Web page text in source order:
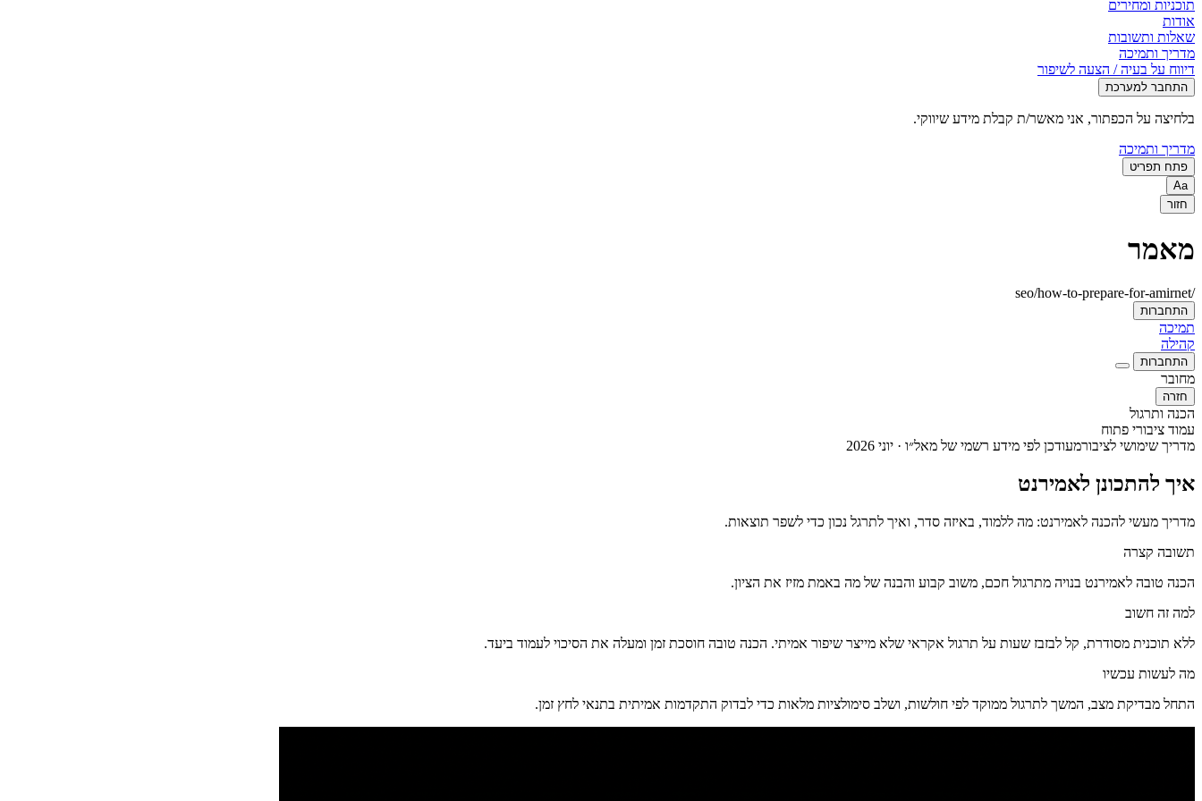
תוכניות ומחירים
אודות
שאלות ותשובות
מדריך ותמיכה
דיווח על בעיה / הצעה לשיפור
התחבר למערכת
בלחיצה על הכפתור, אני מאשר/ת קבלת מידע שיווקי.
מדריך ותמיכה
פתח תפריט
Aa
חזור
מאמר
/seo/how-to-prepare-for-amirnet
התחברות
תמיכה
קהילה
התחברות
מחובר
חזרה
הכנה ותרגול
עמוד ציבורי פתוח
מדריך שימושי לציבורמעודכן לפי מידע רשמי של מאל״ו · יוני 2026
איך להתכונן לאמירנט
מדריך מעשי להכנה לאמירנט: מה ללמוד, באיזה סדר, ואיך לתרגל נכון כדי לשפר תוצאות.
תשובה קצרה
הכנה טובה לאמירנט בנויה מתרגול חכם, משוב קבוע והבנה של מה באמת מזיז את הציון.
למה זה חשוב
ללא תוכנית מסודרת, קל לבזבז שעות על תרגול אקראי שלא מייצר שיפור אמיתי. הכנה טובה חוסכת זמן ומעלה את הסיכוי לעמוד ביעד.
מה לעשות עכשיו
התחל מבדיקת מצב, המשך לתרגול ממוקד לפי חולשות, ושלב סימולציות מלאות כדי לבדוק התקדמות אמיתית בתנאי לחץ זמן.